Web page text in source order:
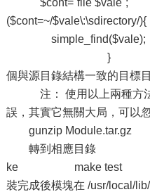
($cont=~/
} } 使用以
個與源目錄結構一致的目標
注： 使用以上兩種方法
誤，其實它無關大局
gunzip
轉到相應目錄
ke make test
裝完成後模塊在 /usr/local/